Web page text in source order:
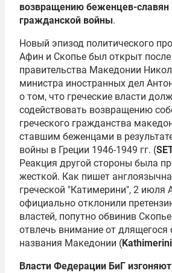
возвращению беженцев-славян
гражданской войны.
Новый эпизод политического
Афин и Скопье был открыт
правительства Македонии
министра иностранных дел
о том, что греческие власти
содействовать возвращению
греческого гражданства
ставшим беженцами в
войны в Греции 1946-1949 гг. (
Реакция другой стороны была
жесткой. Как пишет
греческой "Катимерини", 2 июля
официально отклонили
властей, попутно обвинив
отвлечь внимание от длящегося
названия Македонии (Kathimerini
Власти Федерации БиГ